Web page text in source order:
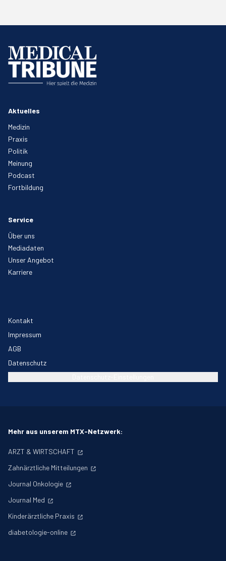
Aktuelles
Medizin
Praxis
Politik
Meinung
Podcast
Fortbildung
Service
Über uns
Mediadaten
Unser Angebot
Karriere
Kontakt
Impressum
AGB
Datenschutz
Mehr aus unserem MTX-Netzwerk:
ARZT & WIRTSCHAFT
Zahnärztliche Mitteilungen
Journal Onkologie
Journal Med
Kinderärztliche Praxis
diabetologie-online